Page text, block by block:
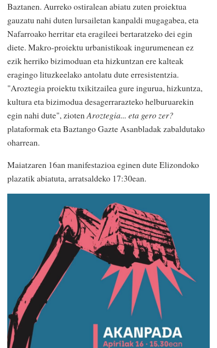
Baztanen. Aurreko ostiralean abiatu zuten proiektua
gauzatu nahi duten lursailetan kanpaldi mugagabea, eta
Nafarroako herritar eta eragileei bertaratzeko dei egin
diete. Makro-proiektu urbanistikoak ingurumenean ez
ezik herriko bizimoduan eta hizkuntzan ere kalteak
eragingo lituzkeelako antolatu dute erresistentzia.
"Aroztegia proiektu txikitzailea gure ingurua, hizkuntza,
kultura eta bizimodua desagerrarazteko helburuarekin
egin nahi dute", ziotenAroztegia... eta gero zer?
plataformak eta Baztango Gazte Asanbladak zabaldutako
oharrean.
Maiatzaren 16an manifestazioa eginen dute Elizondoko
plazatik abiatuta, arratsaldeko 17:30ean.